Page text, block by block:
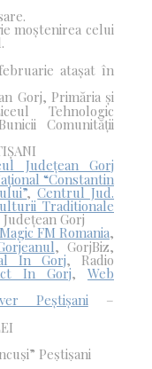
moștenirea celui
atașat în
Gorj, Primăria și
Tehnologic
Comunității
Județean Gorj
“Constantin
,Centrul Jud.
Traditionale
Gorj
Magic FM Romania,
, GorjBiz,
In Gorj, Radio
In Gorj, Web
Peștișani–
Peștișani